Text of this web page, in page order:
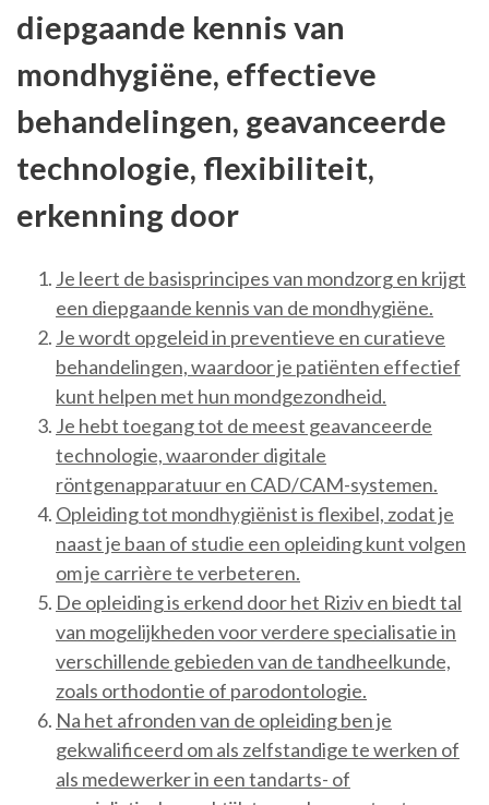
diepgaande kennis van
mondhygiëne, effectieve
behandelingen, geavanceerde
technologie, flexibiliteit,
erkenning door
Je leert de basisprincipes van mondzorg en krijgt
een diepgaande kennis van de mondhygiëne.
Je wordt opgeleid in preventieve en curatieve
behandelingen, waardoor je patiënten effectief
kunt helpen met hun mondgezondheid.
Je hebt toegang tot de meest geavanceerde
technologie, waaronder digitale
röntgenapparatuur en CAD/CAM-systemen.
Opleiding tot mondhygiënist is flexibel, zodat je
naast je baan of studie een opleiding kunt volgen
om je carrière te verbeteren.
De opleiding is erkend door het Riziv en biedt tal
van mogelijkheden voor verdere specialisatie in
verschillende gebieden van de tandheelkunde,
zoals orthodontie of parodontologie.
Na het afronden van de opleiding ben je
gekwalificeerd om als zelfstandige te werken of
als medewerker in een tandarts- of